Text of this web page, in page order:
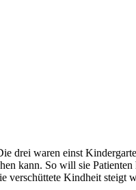
drei waren einst
kann. So will sie
verschüttete Kindheit steigt